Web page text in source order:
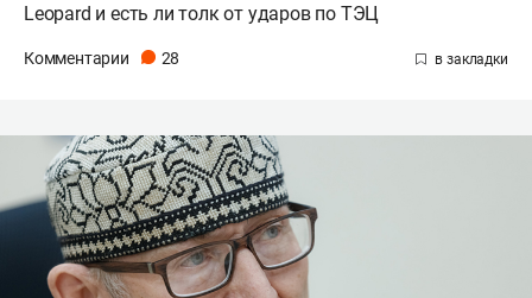
Leopard и есть ли толк от ударов по ТЭЦ
Комментарии 28